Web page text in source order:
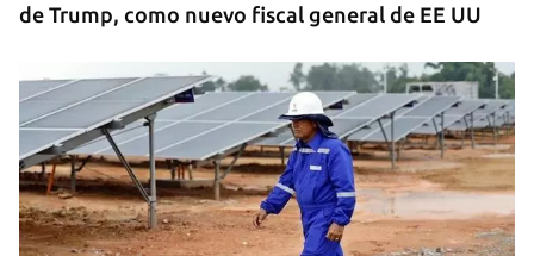
de Trump, como nuevo fiscal general de EE UU